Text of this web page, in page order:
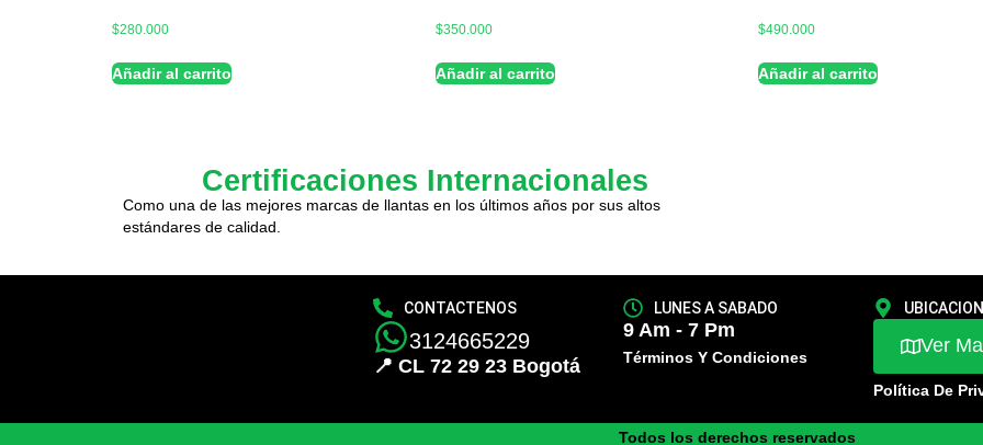
$280.000
Añadir al carrito
$350.000
Añadir al carrito
$490.000
Añadir al carrito
Certificaciones Internacionales
Como una de las mejores marcas de llantas en los últimos años por sus altos
estándares de calidad.
CONTACTENOS
3124665229
📍 CL 72 29 23 Bogotá
LUNES A SABADO
9 Am - 7 Pm
Términos Y Condiciones
UBICACION
Ver
Política De
Todos los derechos reservados